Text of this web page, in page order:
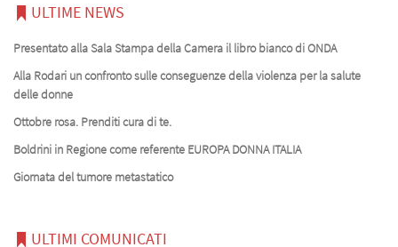
ULTIME NEWS
Presentato alla Sala Stampa della Camera il libro bianco di ONDA
Alla Rodari un confronto sulle conseguenze della violenza per la salute
delle donne
Ottobre rosa. Prenditi cura di te.
Boldrini in Regione come referente EUROPA DONNA ITALIA
Giornata del tumore metastatico
ULTIMI COMUNICATI